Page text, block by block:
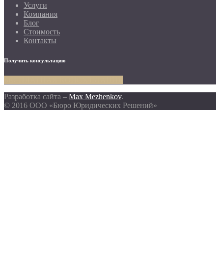
Услуги
Компания
Блог
Стоимость
Контакты
Получить консультацию
Разработка сайта – Max Mezhenkov.
© 2016 ООО «Бюро Юридических Решений»